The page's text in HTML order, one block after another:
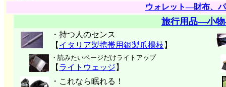
ウォレット―財布、
旅行用品―小
・持つ人のセンス
【 イタリア製携帯用銀製爪楊枝 】
・読みたいページだけライトアップ
【 ライトウェッジ 】
・これなら眠れる！